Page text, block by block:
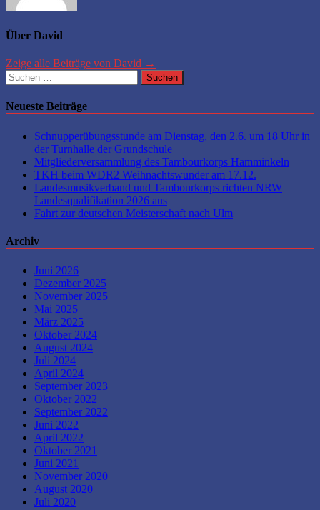
Über David
Zeige alle Beiträge von David →
Suchen
nach:
Neueste Beiträge
Schnupperübungsstunde am Dienstag, den 2.6. um 18 Uhr in
der Turnhalle der Grundschule
Mitgliederversammlung des Tambourkorps Hamminkeln
TKH beim WDR2 Weihnachtswunder am 17.12.
Landesmusikverband und Tambourkorps richten NRW
Landesqualifikation 2026 aus
Fahrt zur deutschen Meisterschaft nach Ulm
Archiv
Juni 2026
Dezember 2025
November 2025
Mai 2025
März 2025
Oktober 2024
August 2024
Juli 2024
April 2024
September 2023
Oktober 2022
September 2022
Juni 2022
April 2022
Oktober 2021
Juni 2021
November 2020
August 2020
Juli 2020